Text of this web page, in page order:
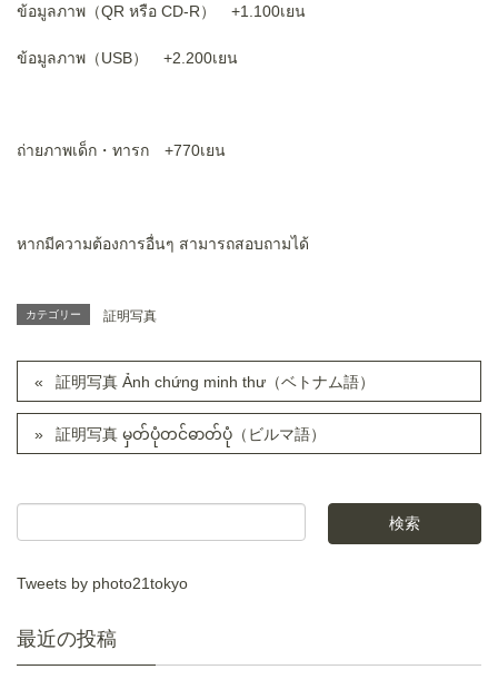
ข้อมูลภาพ（QR หรือ CD-R） +1.100เยน
ข้อมูลภาพ（USB） +2.200เยน
ถ่ายภาพเด็ก・ทารก +770เยน
หากมีความต้องการอื่นๆ สามารถสอบถามได้
カテゴリー 証明写真
証明写真 Ảnh chứng minh thư（ベトナム語）
証明写真 မှတ်ပုံတင်ဓာတ်ပုံ（ビルマ語）
Tweets by photo21tokyo
最近の投稿